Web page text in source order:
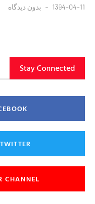
1394-04-11 بدون دیدگاه
Stay Connected
CHANNEL